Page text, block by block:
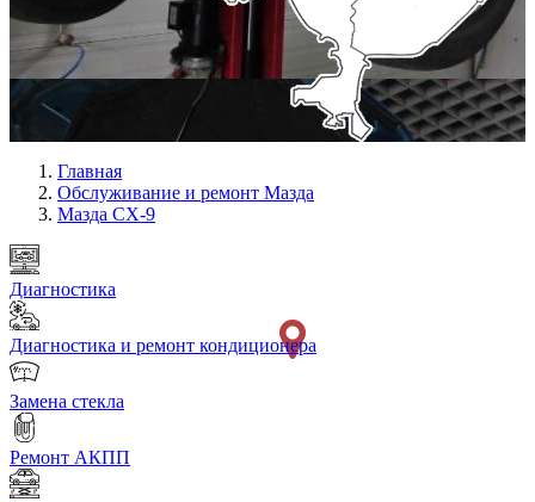
Главная
Обслуживание и ремонт Мазда
Мазда СХ-9
Диагностика
Диагностика и ремонт кондиционера
Замена стекла
Ремонт АКПП